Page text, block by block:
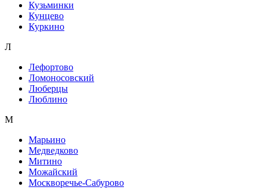
Кузьминки
Кунцево
Куркино
Л
Лефортово
Ломоносовский
Люберцы
Люблино
М
Марьино
Медведково
Митино
Можайский
Москворечье-Сабурово